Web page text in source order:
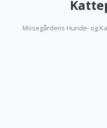
Mosegårdens Hunde- og